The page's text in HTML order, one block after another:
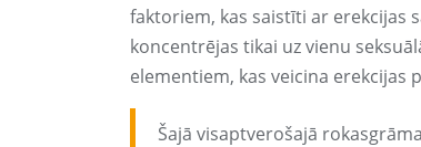
faktoriem, kas saistīti ar erekcijas
koncentrējas tikai uz vienu
elementiem, kas veicina erekcijas
Šajā visaptverošajā